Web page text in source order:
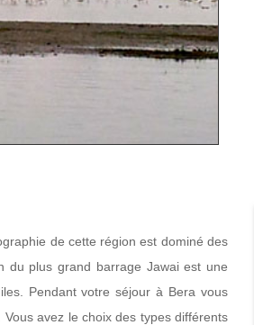
de cette région est dominé des
du plus grand barrage Jawai est une
Pendant votre séjour à Bera vous
avez le choix des types différents